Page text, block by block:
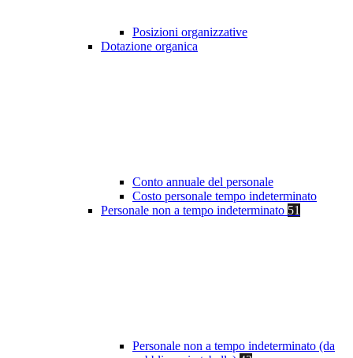
Posizioni organizzative
Dotazione organica
Conto annuale del personale
Costo personale tempo indeterminato
Personale non a tempo indeterminato 51
Personale non a tempo indeterminato (da